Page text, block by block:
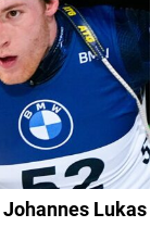
Lukas